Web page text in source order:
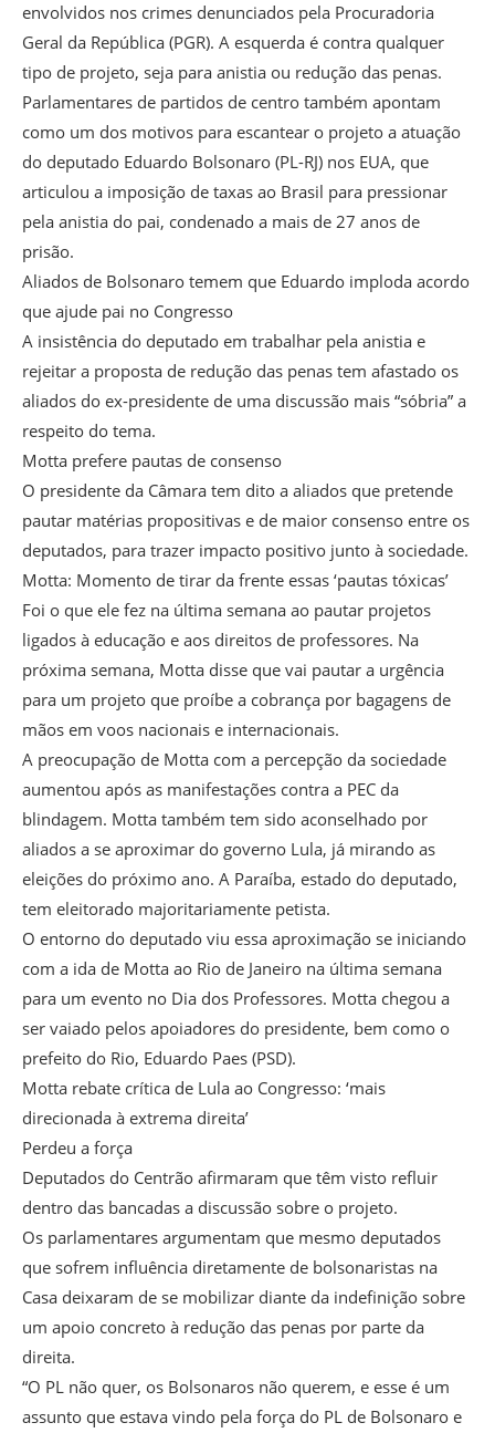
envolvidos nos crimes denunciados pela Procuradoria
Geral da República (PGR). A esquerda é contra qualquer
tipo de projeto, seja para anistia ou redução das penas.
Parlamentares de partidos de centro também apontam
como um dos motivos para escantear o projeto a atuação
do deputado Eduardo Bolsonaro (PL-RJ) nos EUA, que
articulou a imposição de taxas ao Brasil para pressionar
pela anistia do pai, condenado a mais de 27 anos de
prisão.
Aliados de Bolsonaro temem que Eduardo imploda acordo
que ajude pai no Congresso
A insistência do deputado em trabalhar pela anistia e
rejeitar a proposta de redução das penas tem afastado os
aliados do ex-presidente de uma discussão mais “sóbria” a
respeito do tema.
Motta prefere pautas de consenso
O presidente da Câmara tem dito a aliados que pretende
pautar matérias propositivas e de maior consenso entre os
deputados, para trazer impacto positivo junto à sociedade.
Motta: Momento de tirar da frente essas ‘pautas tóxicas’
Foi o que ele fez na última semana ao pautar projetos
ligados à educação e aos direitos de professores. Na
próxima semana, Motta disse que vai pautar a urgência
para um projeto que proíbe a cobrança por bagagens de
mãos em voos nacionais e internacionais.
A preocupação de Motta com a percepção da sociedade
aumentou após as manifestações contra a PEC da
blindagem. Motta também tem sido aconselhado por
aliados a se aproximar do governo Lula, já mirando as
eleições do próximo ano. A Paraíba, estado do deputado,
tem eleitorado majoritariamente petista.
O entorno do deputado viu essa aproximação se iniciando
com a ida de Motta ao Rio de Janeiro na última semana
para um evento no Dia dos Professores. Motta chegou a
ser vaiado pelos apoiadores do presidente, bem como o
prefeito do Rio, Eduardo Paes (PSD).
Motta rebate crítica de Lula ao Congresso: ‘mais
direcionada à extrema direita’
Perdeu a força
Deputados do Centrão afirmaram que têm visto refluir
dentro das bancadas a discussão sobre o projeto.
Os parlamentares argumentam que mesmo deputados
que sofrem influência diretamente de bolsonaristas na
Casa deixaram de se mobilizar diante da indefinição sobre
um apoio concreto à redução das penas por parte da
direita.
“O PL não quer, os Bolsonaros não querem, e esse é um
assunto que estava vindo pela força do PL de Bolsonaro e